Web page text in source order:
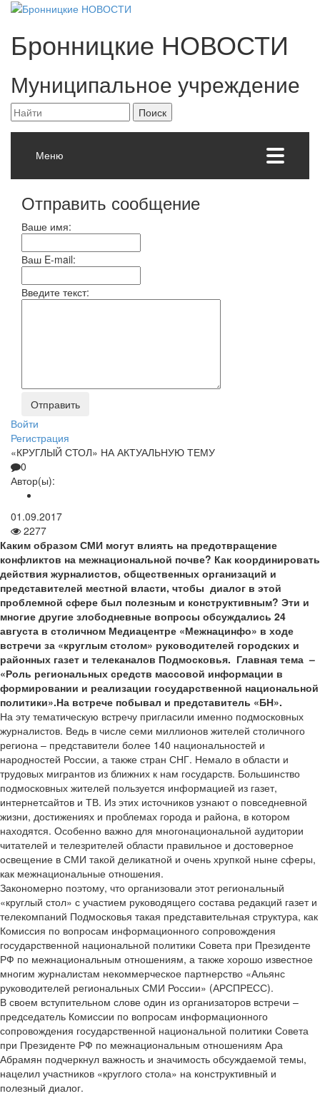
Бронницкие НОВОСТИ
Муниципальное учреждение
Меню
Отправить сообщение
Ваше имя:
Ваш E-mail:
Введите текст:
Войти
Регистрация
«КРУГЛЫЙ СТОЛ» НА АКТУАЛЬНУЮ ТЕМУ
0
Автор(ы):
01.09.2017
2277
Каким образом СМИ могут влиять на предотвращение
конфликтов на межнациональной почве? Как координировать
действия журналистов, общественных организаций и
представителей местной власти, чтобы диалог в этой
проблемной сфере был полезным и конструктивным? Эти и
многие другие злободневные вопросы обсуждались 24
августа в столичном Медиа­центре «Межнац­инфо» в ходе
встречи за «круглым столом» руководителей городских и
районных газет и телеканалов Подмосковья. Главная тема –
«Роль региональных средств массовой информации в
формировании и реализации государственной национальной
политики».На встрече побывал и представитель «БН».
На эту тематическую встречу пригласили именно подмосковных
журналистов. Ведь в числе семи миллионов жителей столичного
региона – представители более 140 национальностей и
народностей России, а также стран СНГ. Немало в области и
трудовых мигрантов из ближних к нам государств. Большинство
подмосковных жителей пользуется информацией из газет,
интернет­сайтов и ТВ. Из этих источников узнают о повседневной
жизни, достижениях и проблемах города и района, в котором
находятся. Особенно важно для многонациональной аудитории
читателей и телезрителей области правильное и достоверное
освещение в СМИ такой деликатной и очень хрупкой ныне сферы,
как межнациональные отношения.
Закономерно поэтому, что организовали этот региональный
«круглый стол» с участием руководящего состава редакций газет и
телекомпаний Подмосковья такая представительная структура, как
Комиссия по вопросам информационного сопровождения
государственной национальной политики Совета при Президенте
РФ по межнациональным отношениям, а также хорошо известное
многим журналистам некоммерческое партнерство «Альянс
руководителей региональных СМИ России» (АРС­ПРЕСС).
В своем вступительном слове один из организаторов встречи –
председатель Комиссии по вопросам информационного
сопровождения государственной национальной политики Совета
при Президенте РФ по межнациональным отношениям Ара
Абрамян подчеркнул важность и значимость обсуждаемой темы,
нацелил участников «круглого стола» на конструктивный и
полезный диалог.